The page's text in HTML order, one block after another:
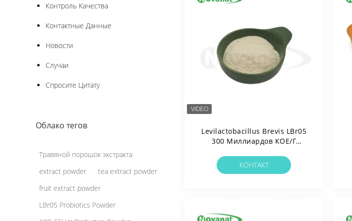
Контроль Качества
Контактные Данные
Новости
Случаи
Спросите Цитату
Облако тегов
Травяной порошок экстракта
extract powder
tea extract powder
fruit extract powder
LBr05 Probiotics Powder
Levilactobacillus Brevis LBr05
300 Миллиардов КОЕ/г
Без Аллергенов / Без
Глютена / Без Молочных
КОНТАКТ